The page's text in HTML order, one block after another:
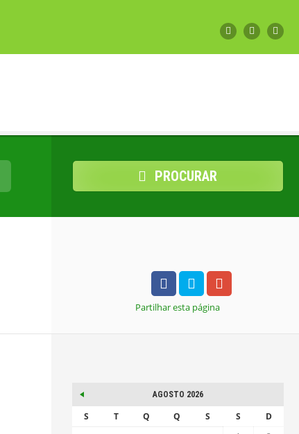
PROCURAR
Partilharesta página
AGOSTO 2026
S T Q Q S S
D